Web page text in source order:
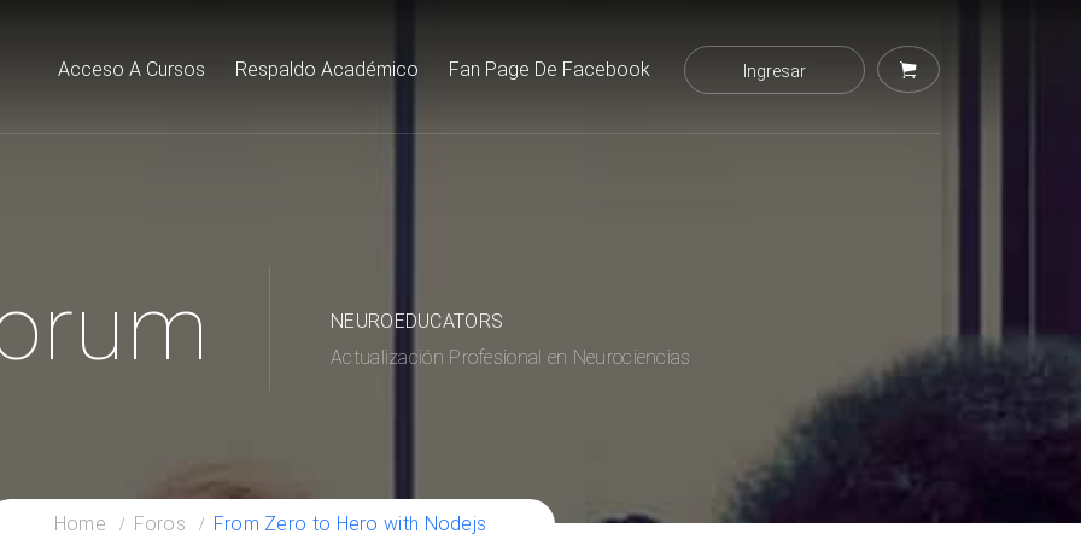
Acceso A Cursos Respaldo Académico Fan Page De Facebook Ingresar
NEUROEDUCATORS
Actualización Profesional en Neurociencias
Home Foros From Zero to Hero with Nodejs